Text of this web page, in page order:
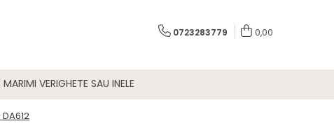
0723283779 0,00
VERIGHETE SAU INELE